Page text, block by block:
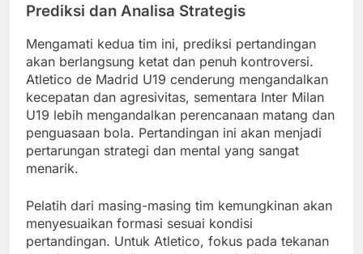
Prediksi dan Analisa Strategis
Mengamati kedua tim ini, prediksi pertandingan
akan berlangsung ketat dan penuh kontroversi.
Atletico de Madrid U19 cenderung mengandalkan
kecepatan dan agresivitas, sementara Inter Milan
U19 lebih mengandalkan perencanaan matang dan
penguasaan bola. Pertandingan ini akan menjadi
pertarungan strategi dan mental yang sangat
menarik.
Pelatih dari masing-masing tim kemungkinan akan
menyesuaikan formasi sesuai kondisi
pertandingan. Untuk Atletico, fokus pada tekanan